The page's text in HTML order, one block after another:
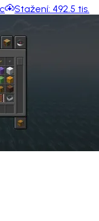
Stažení: 492.5 tis.